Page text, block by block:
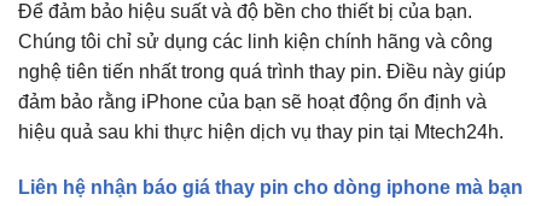
Để đảm bảo hiệu suất và độ bền cho thiết bị của bạn.
Chúng tôi chỉ sử dụng các linh kiện chính hãng và công
nghệ tiên tiến nhất trong quá trình thay pin. Điều này giúp
đảm bảo rằng iPhone của bạn sẽ hoạt động ổn định và
hiệu quả sau khi thực hiện dịch vụ thay pin tại Mtech24h.
Liên hệ nhận báo giá thay pin cho dòng iphone mà bạn